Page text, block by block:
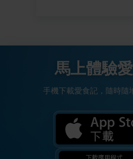
馬上體驗
手機下載愛食記，隨時隨